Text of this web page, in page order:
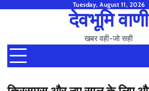
Tuesday, August 11, 2026
देवभूमि वाणी
खबर वही-जो सही